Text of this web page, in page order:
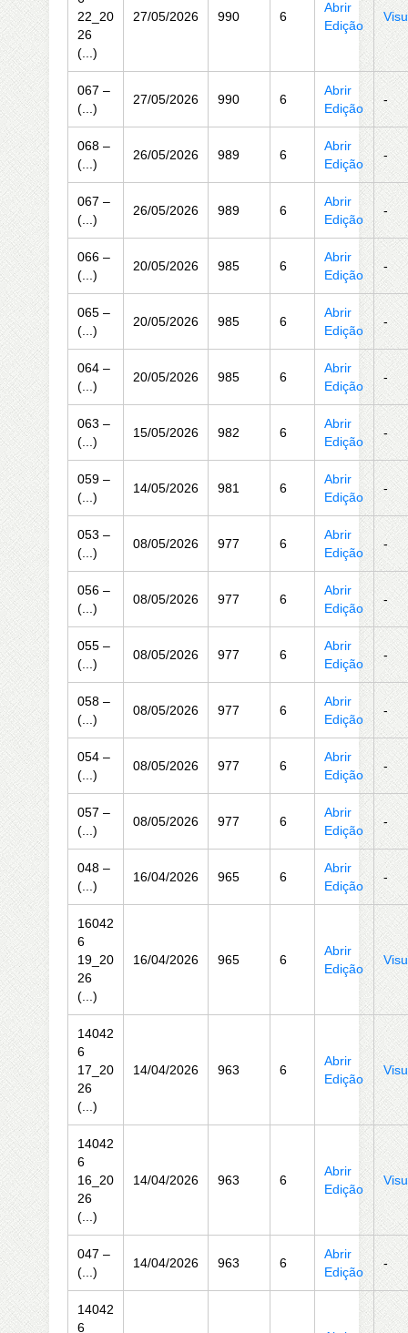
22_20
26
(...)
27/05/2026 990 6
Abrir
Edição
067 –
(...)
27/05/2026 990 6
Abrir
Edição
-
068 –
(...)
26/05/2026 989 6
Abrir
Edição
-
067 –
(...)
26/05/2026 989 6
Abrir
Edição
-
066 –
(...)
20/05/2026 985 6
Abrir
Edição
-
065 –
(...)
20/05/2026 985 6
Abrir
Edição
-
064 –
(...)
20/05/2026 985 6
Abrir
Edição
-
063 –
(...)
15/05/2026 982 6
Abrir
Edição
-
059 –
(...)
14/05/2026 981 6
Abrir
Edição
-
053 –
(...)
08/05/2026 977 6
Abrir
Edição
-
056 –
(...)
08/05/2026 977 6
Abrir
Edição
-
055 –
(...)
08/05/2026 977 6
Abrir
Edição
-
058 –
(...)
08/05/2026 977 6
Abrir
Edição
-
054 –
(...)
08/05/2026 977 6
Abrir
Edição
-
057 –
(...)
08/05/2026 977 6
Abrir
Edição
-
048 –
(...)
16/04/2026 965 6
Abrir
Edição
-
16042
6
19_20
26
(...)
16/04/2026 965 6
Abrir
Edição
14042
6
17_20
26
(...)
14/04/2026 963 6
Abrir
Edição
14042
6
16_20
26
(...)
14/04/2026 963 6
Abrir
Edição
047 –
(...)
14/04/2026 963 6
Abrir
Edição
-
14042
6